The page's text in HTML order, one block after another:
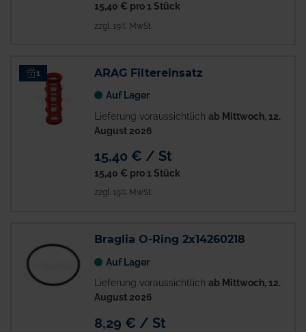
15,40 € pro 1 Stück
zzgl. 19% MwSt.
1 ARAG Filtereinsatz
Auf Lager
Lieferung voraussichtlich ab Mittwoch, 12.
August 2026
15,40 € / St
15,40 € pro 1 Stück
zzgl. 19% MwSt.
Braglia O-Ring 2x14260218
Auf Lager
Lieferung voraussichtlich ab Mittwoch, 12.
August 2026
8,29 € / St